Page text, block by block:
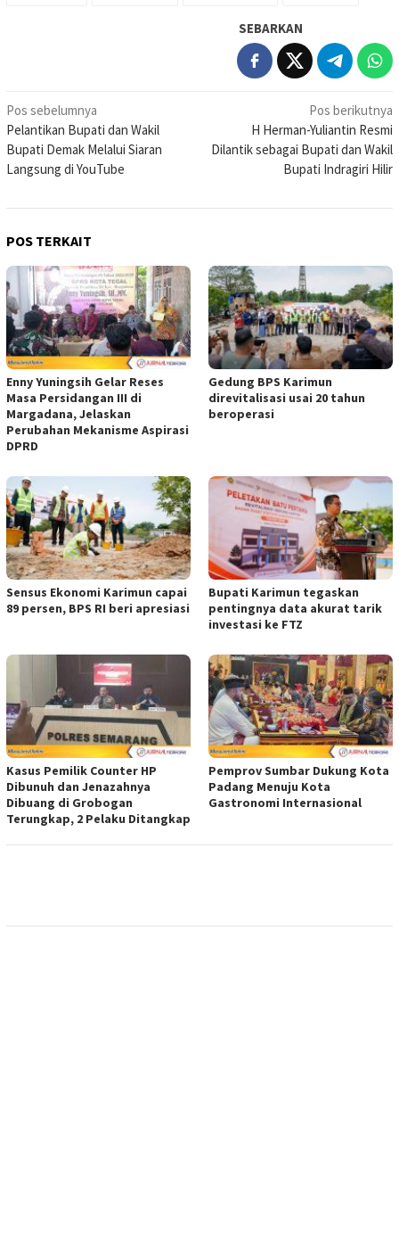
SEBARKAN
Navigasi
pos
Pos sebelumnya
Pelantikan Bupati dan Wakil
Bupati Demak Melalui Siaran
Langsung di YouTube
Pos berikutnya
H Herman-Yuliantin Resmi
Dilantik sebagai Bupati dan Wakil
Bupati Indragiri Hilir
POS TERKAIT
Enny Yuningsih Gelar Reses
Masa Persidangan III di
Margadana, Jelaskan
Perubahan Mekanisme Aspirasi
DPRD
Gedung BPS Karimun
direvitalisasi usai 20 tahun
beroperasi
Sensus Ekonomi Karimun capai
89 persen, BPS RI beri apresiasi
Bupati Karimun tegaskan
pentingnya data akurat tarik
investasi ke FTZ
Kasus Pemilik Counter HP
Dibunuh dan Jenazahnya
Dibuang di Grobogan
Terungkap, 2 Pelaku Ditangkap
Pemprov Sumbar Dukung Kota
Padang Menuju Kota
Gastronomi Internasional